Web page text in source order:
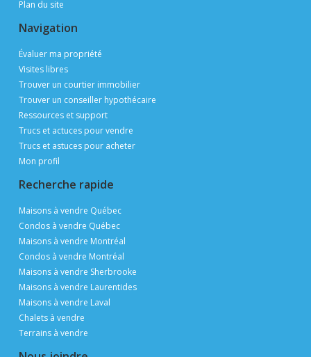
Plan du site
Navigation
Évaluer ma propriété
Visites libres
Trouver un courtier immobilier
Trouver un conseiller hypothécaire
Ressources et support
Trucs et actuces pour vendre
Trucs et astuces pour acheter
Mon profil
Recherche rapide
Maisons à vendre Québec
Condos à vendre Québec
Maisons à vendre Montréal
Condos à vendre Montréal
Maisons à vendre Sherbrooke
Maisons à vendre Laurentides
Maisons à vendre Laval
Chalets à vendre
Terrains à vendre